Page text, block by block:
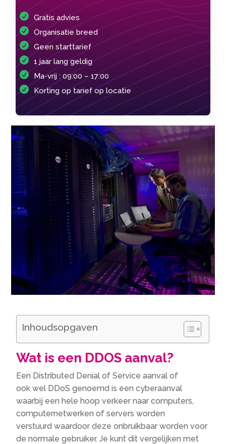
Gratis advies
Organisatie breed
Geen starttarief
1 jaar lang geldig
Ma-vrij : 09:00 – 17:00
Korting op tarief op locatie
Inhoudsopgaven
Wat is een DDOS aanval?
Een Distributed Denial of Service aanval of
ook wel DDoS genoemd is een cyberaanval
waarbij een hele hoop verkeer naar computers,
computernetwerken of servers worden
verstuurd waardoor deze onbruikbaar worden voor
de normale gebruiker. Je kunt dit vergelijken met